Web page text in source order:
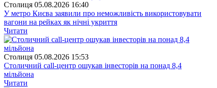
Столиця 05.08.2026 16:40
У метро Києва заявили про неможливість використовувати
вагони на рейках як нічні укриття
Читати
Столиця 05.08.2026 15:53
Столичний call-центр ошукав інвесторів на понад 8,4
мільйона
Читати